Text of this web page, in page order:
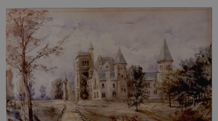
v jejich blízkosti. Nemusíte však zoufat. Pokud budete
mít promyšlený jídelníček, žadné pařáky si na vás